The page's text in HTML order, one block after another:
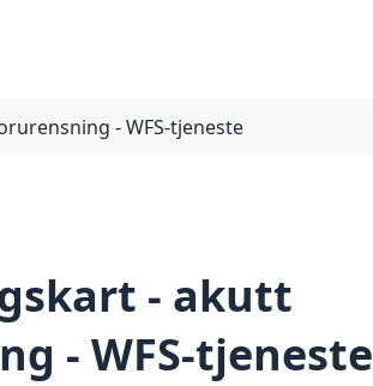
- WFS-tjeneste
- akutt
- WFS-tjeneste